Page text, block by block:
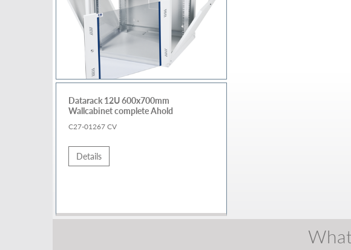
Datarack 12U 600x700mm
Wallcabinet complete Ahold
C27-01267 CV
Details